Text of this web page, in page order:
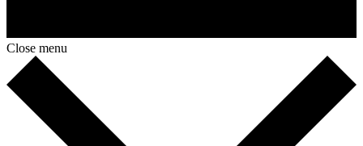
Close menu